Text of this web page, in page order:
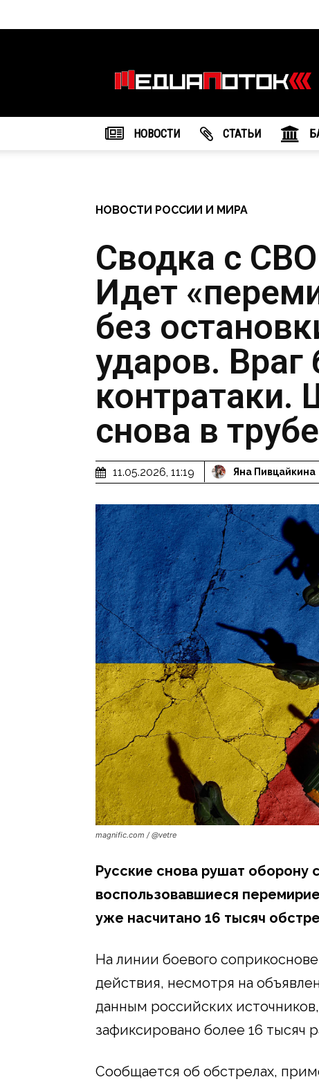
агентство
"МедиаПоток"
НОВОСТИ CТАТЬИ
НОВОСТИ РОССИИ И МИРА
Сводка с
Идет
без
ударов. Враг
контратаки.
снова в
11.05.2026, 11:19 Яна Пивцайкина
magnific.com / @vetre
Русские снова рушат оборону
воспользовавшиеся
уже насчитано 16 тысяч
На линии боевого
действия, несмотря на
данным российских
зафиксировано более 16 тысяч
Сообщается об обстрелах,